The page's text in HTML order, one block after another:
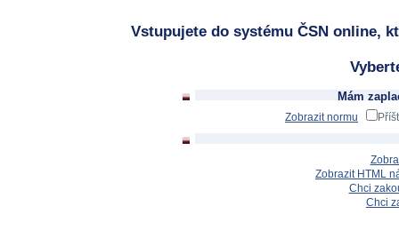
Vstupujete do systému ČSN online,
Mám
Zobrazit normu
Zobrazit HTML
Chci
Chci